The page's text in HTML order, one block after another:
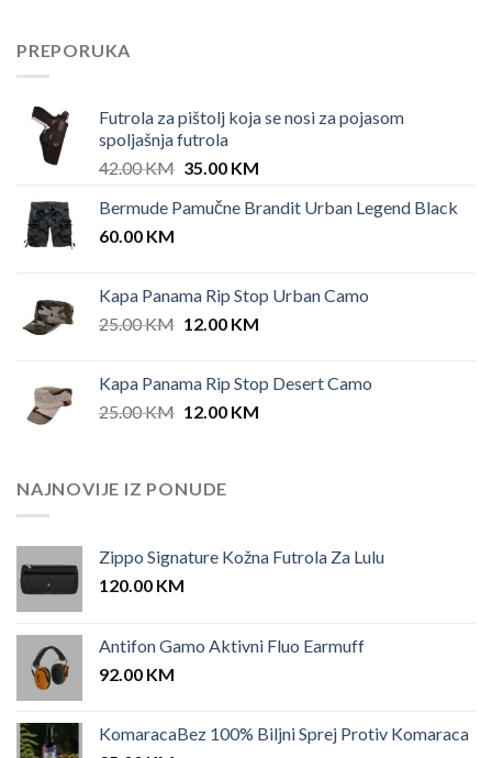
PREPORUKA
Futrola za pištolj koja se nosi za pojasom
spoljašnja futrola
42.00KM Original
was:
35.00 KMCurrent
is:
Bermude Pamučne Brandit Urban Legend Black
60.00 KM
Kapa Panama Rip Stop Urban Camo
25.00KM Original
25.00 KM.
12.00 KMCurrent
12.00 KM.
Kapa Panama Rip Stop Desert Camo
25.00KM Original
25.00 KM.
12.00 KMCurrent
NAJNOVIJE IZ PONUDE
Zippo Signature Kožna Futrola Za Lulu
120.00 KM
Antifon Gamo Aktivni Fluo Earmuff
92.00 KM
KomaracaBez 100% Biljni Sprej Protiv Komaraca